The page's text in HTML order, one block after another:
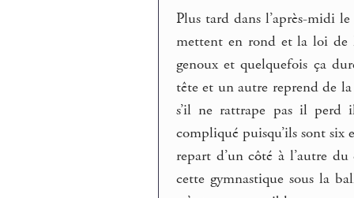
Plus tard dans l’après-midi
mettent en rond et la loi de
genoux et quelquefois ça
tête et un autre reprend de
s’il ne rattrape pas il perd
compliqué puisqu’ils sont six
repart d’un côté à l’autre
cette gymnastique sous la